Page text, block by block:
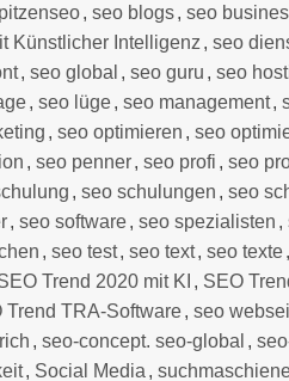
,seo blogs,seo
Künstlicher Intelligenz ,seo
,seo global ,seo guru ,seo
,seo lüge,seo management,
,seo optimieren ,seo
,seo penner,seo profi ,seo
,seo schulungen ,seo
,seo software,seo spezialisten ,
,seo test,seo text,seo texte
Trend 2020 mit KI , SEO
Trend TRA-Software,seo
,seo-concept. seo-global ,
, Social Media ,